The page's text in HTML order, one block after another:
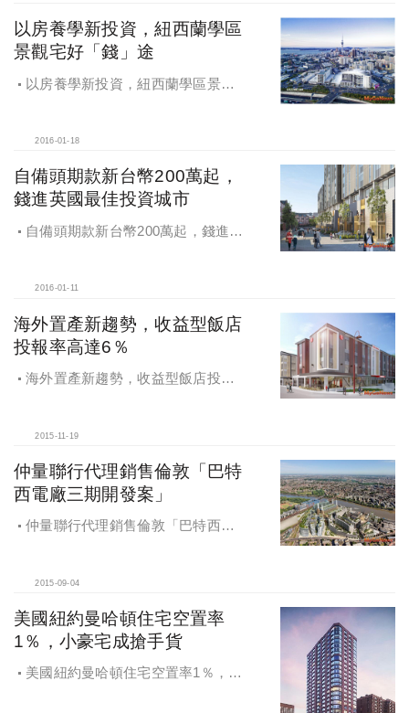
以房養學新投資，紐西蘭學區
景觀宅好「錢」途
以房養學新投資，紐西蘭學區景觀
2016-01-18
自備頭期款新台幣200萬起，
錢進英國最佳投資城市
自備頭期款新台幣200萬起，錢進英
2016-01-11
海外置產新趨勢，收益型飯店
投報率高達6％
海外置產新趨勢，收益型飯店投報
2015-11-19
仲量聯行代理銷售倫敦「巴特
西電廠三期開發案」
仲量聯行代理銷售倫敦「巴特西電
2015-09-04
美國紐約曼哈頓住宅空置率
1％，小豪宅成搶手貨
美國紐約曼哈頓住宅空置率1％，小